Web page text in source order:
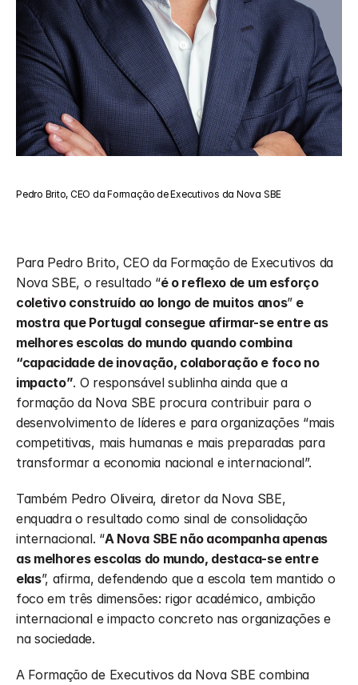
Pedro Brito, CEO da Formação de Executivos da Nova SBE
Para Pedro Brito, CEO da Formação de Executivos da
Nova SBE, o resultado “é o reflexo de um esforço
coletivo construído ao longo de muitos anos” e
mostra que Portugal consegue afirmar-se entre as
melhores escolas do mundo quando combina
“capacidade de inovação, colaboração e foco no
impacto”. O responsável sublinha ainda que a
formação da Nova SBE procura contribuir para o
desenvolvimento de líderes e para organizações “mais
competitivas, mais humanas e mais preparadas para
transformar a economia nacional e internacional”.
Também Pedro Oliveira, diretor da Nova SBE,
enquadra o resultado como sinal de consolidação
internacional. “A Nova SBE não acompanha apenas
as melhores escolas do mundo, destaca-se entre
elas”, afirma, defendendo que a escola tem mantido o
foco em três dimensões: rigor académico, ambição
internacional e impacto concreto nas organizações e
na sociedade.
A Formação de Executivos da Nova SBE combina